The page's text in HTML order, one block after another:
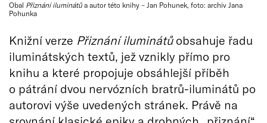
Obal Přiznání iluminátůa autor této knihy – Jan Pohunek, foto: archiv Jana
Pohunka
Knižní verze Přiznání iluminátůobsahuje řadu
iluminátských textů, jež vznikly přímo pro
knihu a které propojuje obsáhlejší příběh
o pátrání dvou nervózních bratrů-iluminátů po
autorovi výše uvedených stránek. Právě na